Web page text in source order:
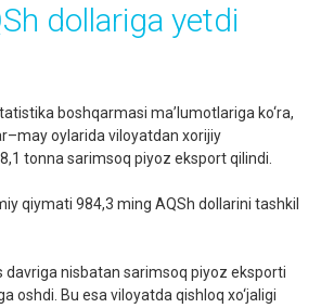
dollariga yetdi
boshqarmasi ma’lumotlariga ko‘ra,
oylarida viloyatdan xorijiy
tonna sarimsoq piyoz eksport qilindi.
qiymati 984,3 ming AQSh dollarini tashkil
davriga nisbatan sarimsoq piyoz eksporti
oshdi. Bu esa viloyatda qishloq xo‘jaligi